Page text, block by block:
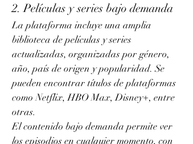
2. Películas y series bajo demanda
La plataforma incluye una amplia
biblioteca de películas y series
actualizadas, organizadas por género,
año, país de origen y popularidad. Se
pueden encontrar títulos de plataformas
como Netflix, HBO Max, Disney+, entre
otras.
El contenido bajo demanda permite ver
los episodios en cualquier momento, con